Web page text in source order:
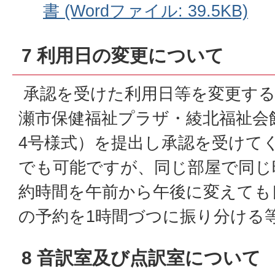
書 (Wordファイル: 39.5KB)
7 利用日の変更について
承認を受けた利用日等を変更す
瀬市保健福祉プラザ・綾北福祉
4号様式）を提出し承認を受けて
でも可能ですが、同じ部屋で同
約時間を午前から午後に変えて
の予約を1時間づつに振り分ける
8 音訳室及び点訳室について